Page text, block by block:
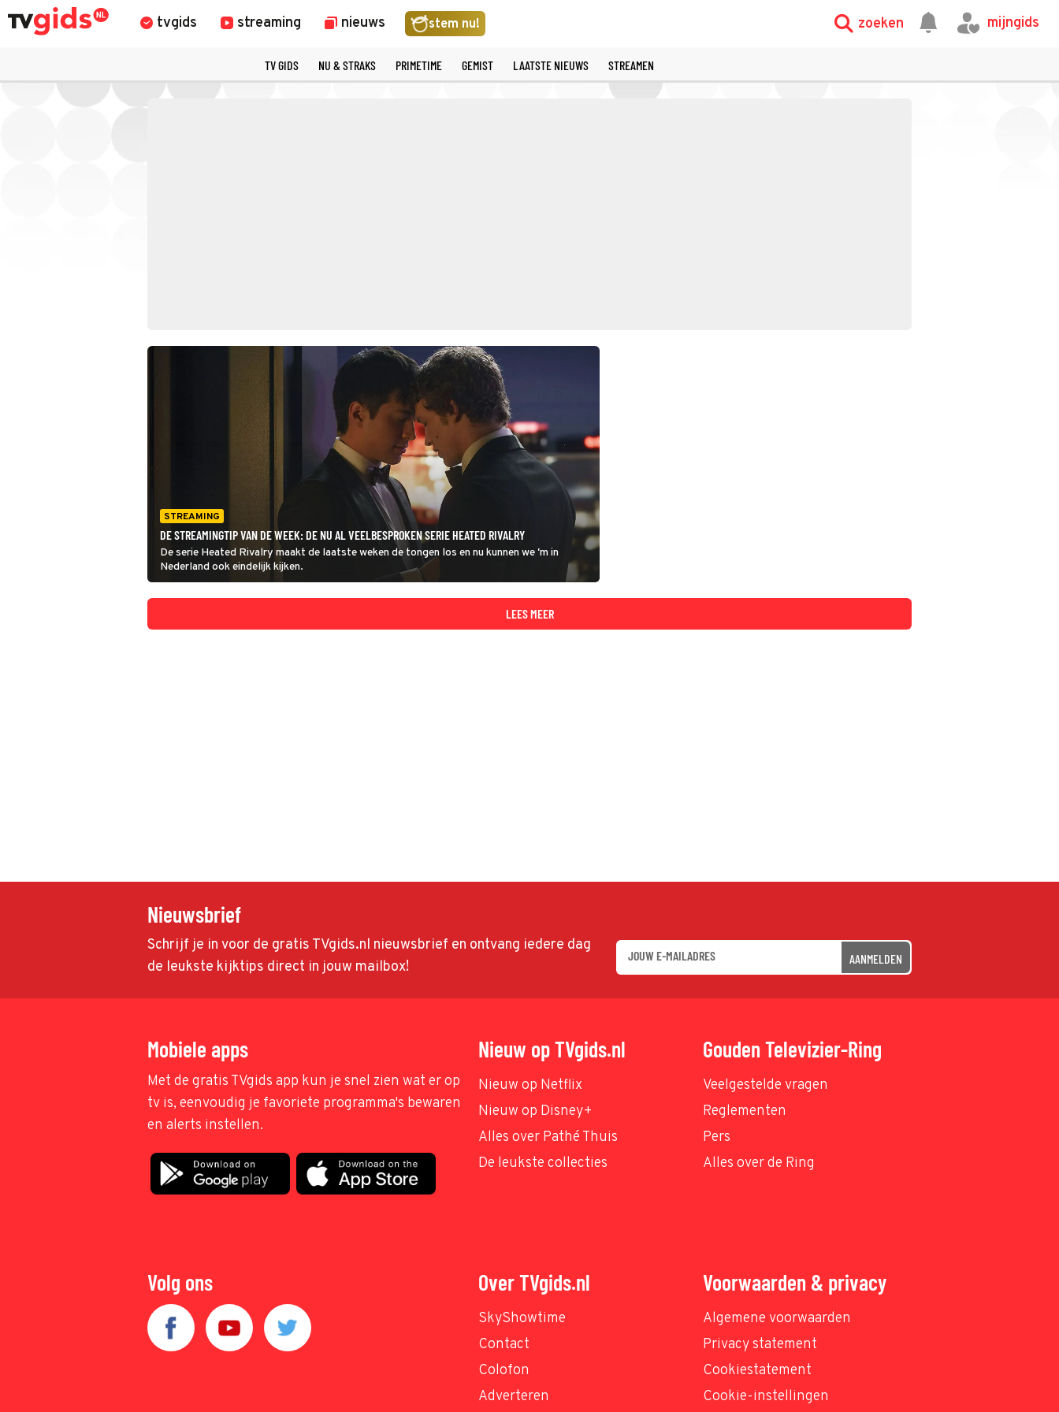
tvgids streaming nieuws stem nu! zoeken mijngids
TV GIDS NU & STRAKS PRIMETIME GEMIST LAATSTE NIEUWS STREAMEN
STREAMING
DE STREAMINGTIP VAN DE WEEK: DE NU AL VEELBESPROKEN SERIE HEATED RIVALRY
De serie Heated Rivalry maakt de laatste weken de tongen los en nu kunnen we 'm in
Nederland ook eindelijk kijken.
LEES MEER
Nieuwsbrief
Schrijf je in voor de gratis TVgids.nl nieuwsbrief en ontvang iedere dag
de leukste kijktips direct in jouw mailbox!
AANMELDEN
Mobiele apps
Met de gratis TVgids app kun je snel zien wat er op
tv is, eenvoudig je favoriete programma's bewaren
en alerts instellen.
Nieuw op TVgids.nl
Nieuw op Netflix
Nieuw op Disney+
Alles over Pathé Thuis
De leukste collecties
Gouden Televizier-Ring
Veelgestelde vragen
Reglementen
Pers
Alles over de Ring
Volg ons Over TVgids.nl
SkyShowtime
Contact
Colofon
Adverteren
Voorwaarden & privacy
Algemene voorwaarden
Privacy statement
Cookiestatement
Cookie-instellingen